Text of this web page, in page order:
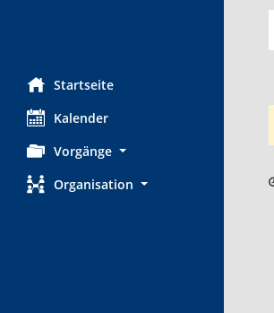
Startseite
Kalender
Vorgänge
Organisation